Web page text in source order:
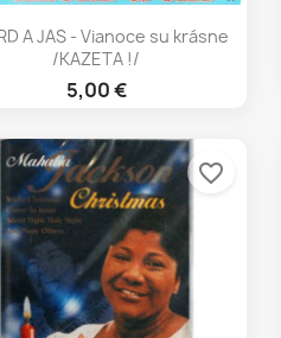
Rýchly náhľad
A JAS - Vianoce su krásne
/KAZETA !/
5,00 €
favorite_border